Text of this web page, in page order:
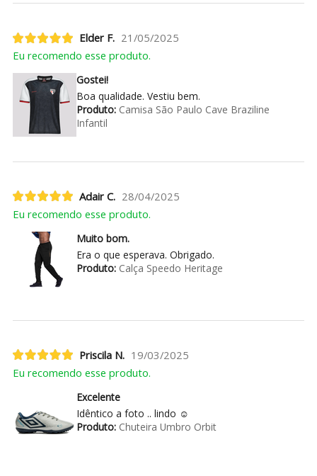
Elder F. 21/05/2025
Eu recomendo esse produto.
Gostei!
Boa qualidade. Vestiu bem.
Produto:Camisa São Paulo Cave Braziline
Infantil
Adair C. 28/04/2025
Eu recomendo esse produto.
Muito bom.
Era o que esperava. Obrigado.
Produto:Calça Speedo Heritage
Priscila N. 19/03/2025
Eu recomendo esse produto.
Excelente
Idêntico a foto .. lindo ☺️
Produto:Chuteira Umbro Orbit